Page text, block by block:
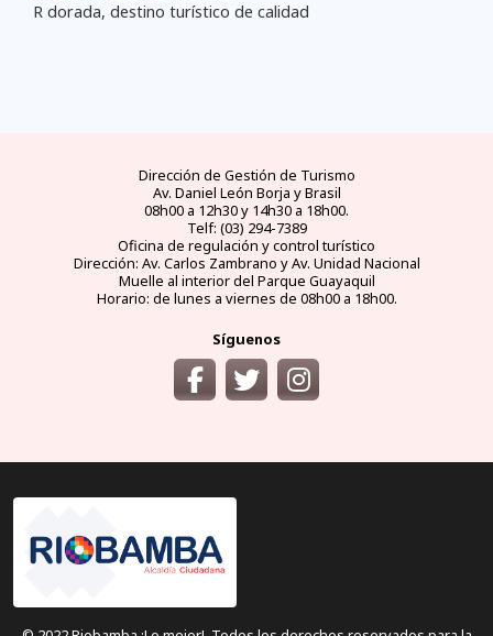
R dorada, destino turístico de calidad
Dirección de Gestión de Turismo
Av. Daniel León Borja y Brasil
08h00 a 12h30 y 14h30 a 18h00.
Telf: (03) 294-7389
Oficina de regulación y control turístico
Dirección: Av. Carlos Zambrano y Av. Unidad Nacional
Muelle al interior del Parque Guayaquil
Horario: de lunes a viernes de 08h00 a 18h00.
Síguenos